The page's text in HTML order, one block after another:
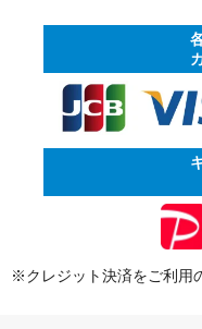
※クレジット決済をご利用